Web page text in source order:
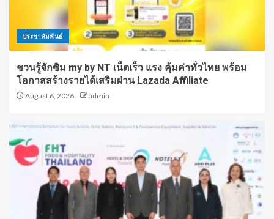
ประชาสัมพันธ์
ชวนรู้จักซิม my by NT เน็ตเร็ว แรง คุ้มค่าทั่วไทย พร้อม
โอกาสสร้างรายได้เสริมผ่าน Lazada Affiliate
August 6, 2026 admin